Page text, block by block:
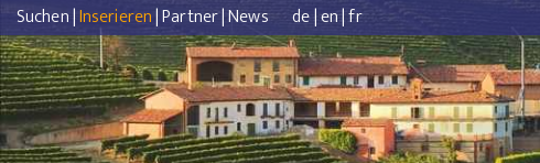
Suchen|Inserieren|Partner|News de|en|fr